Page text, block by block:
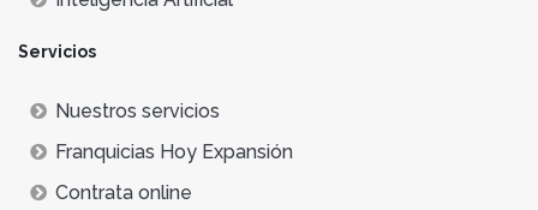
Servicios
Nuestros servicios
Franquicias Hoy Expansión
Contrata online